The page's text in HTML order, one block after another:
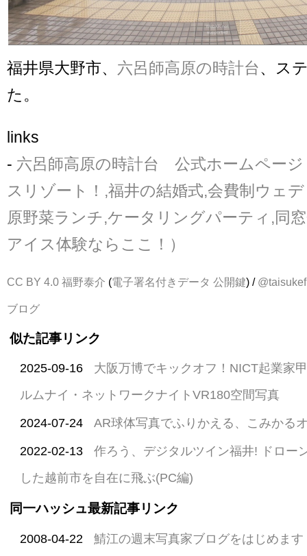
福井県大野市、 六呂師高原の時計台、ス
た。
links
- 六呂師高原の時計台 公式ホームペー
スリゾート！,福井の結婚式,会費制ウェ
原野菜ランチ,ケータリングパーティ,同
アイス体験ならここ！）
CC BY 4.0 福野泰介 (電子署名付きデータ 公開鍵) / @taisukef
ブログ
似た記事リンク
2025-09-16
大阪万博でキックオフ！NICT起業家
ルムナイ・ネットワークナイトVR180空間写真
2024-07-24 AR球体写真でふりかえる、こみかる
2022-02-13
作ろう、デジタルツイン福井! ドロー
した越前市を自在に飛ぶ(PC編)
同一ハッシュ最新記事リンク
2008-04-22 鯖江の週末写真家ブログをはじめます